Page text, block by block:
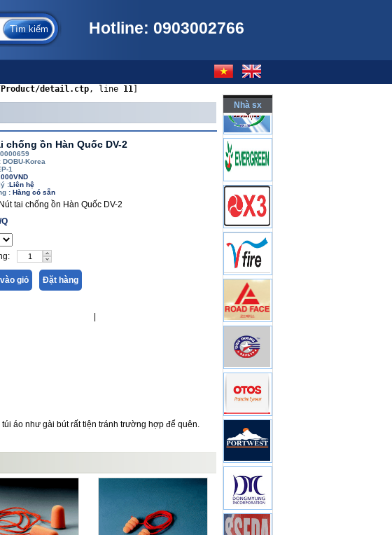
Hotline: 0903002766
Product/detail.ctp, line 11
chống ồn Hàn Quốc DV-2
Korea
1
:Liên hệ
: Hàng có sẵn
Nút tai chống ồn Hàn Quốc DV-2
giỏ Đặt hàng
áo như gài bút rất tiện tránh trường hợp để quên.
Nhà sx